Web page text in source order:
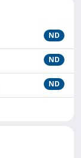
ND
ND
ND